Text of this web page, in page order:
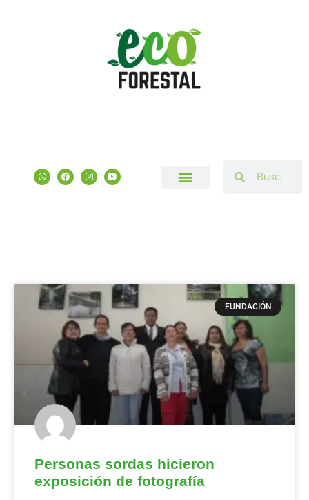
FUNDACIÓN
Personas sordas hicieron
exposición de fotografía